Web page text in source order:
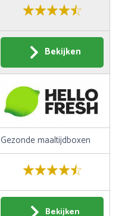
Bekijken
Gezonde maaltijdboxen
Bekijken